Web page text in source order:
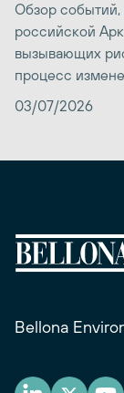
Обзор
российской
вызывающих
процесс
03/07/2026
Bellona